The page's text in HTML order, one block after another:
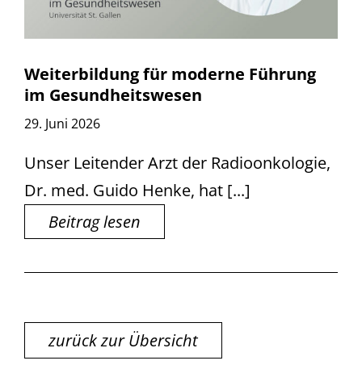
Weiterbildung für moderne Führung
im Gesundheitswesen
29. Juni 2026
Unser Leitender Arzt der Radioonkologie,
Dr. med. Guido Henke, hat [...]
Beitrag lesen
zurück zur Übersicht